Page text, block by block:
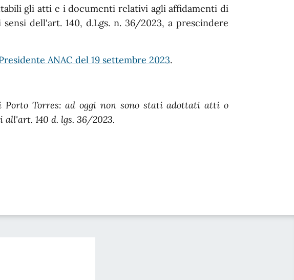
gli atti e i documenti relativi agli affidamenti di
dell'art. 140, d.Lgs. n. 36/2023, a prescindere
ANAC del 19 settembre 2023.
Porto Torres: ad oggi non sono stati adottati atti o
140 d. lgs. 36/2023.